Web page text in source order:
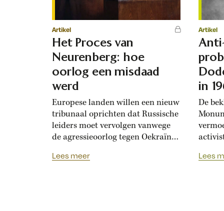
Artikel
Het Proces van
Neurenberg: hoe
oorlog een misdaad
werd
Europese landen willen een nieuw
tribunaal oprichten dat Russische
leiders moet vervolgen vanwege
de agressieoorlog tegen Oekraïne.
Neurenberg voor het eerst
Lees meer
Artikel
in
De
Lees